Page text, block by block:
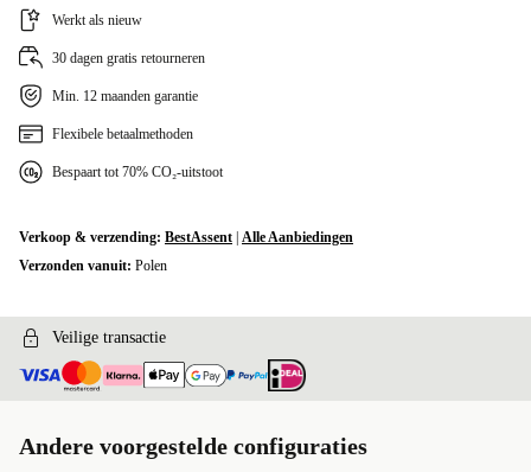
SE (Zweeds)
DK (Deens)
Werkt als nieuw
30 dagen gratis retourneren
Min. 12 maanden garantie
Flexibele betaalmethoden
Bespaart tot 70% CO₂-uitstoot
Verkoop & verzending: BestAssent Alle Aanbiedingen
Verzonden vanuit: Polen
Veilige transactie
Andere voorgestelde configuraties